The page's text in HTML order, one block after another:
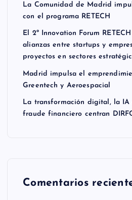
La Comunidad de Madrid
con el programa RETECH
El 2º Innovation Forum
alianzas entre startups y
proyectos en sectores
Madrid impulsa el
Greentech y Aeroespacial
La transformación digital, la IA
fraude financiero centran
Comentarios